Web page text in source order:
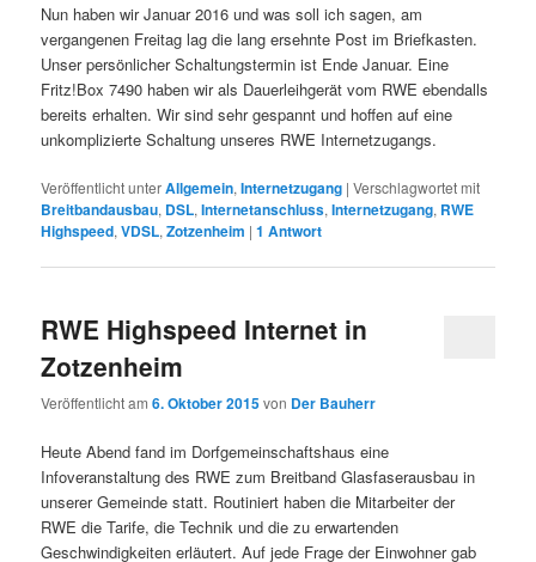
Nun haben wir Januar 2016 und was soll ich sagen, am
vergangenen Freitag lag die lang ersehnte Post im Briefkasten.
Unser persönlicher Schaltungstermin ist Ende Januar. Eine
Fritz!Box 7490 haben wir als Dauerleihgerät vom RWE ebendalls
bereits erhalten. Wir sind sehr gespannt und hoffen auf eine
unkomplizierte Schaltung unseres RWE Internetzugangs.
Veröffentlicht unterAllgemein,Internetzugang |Verschlagwortet mit
Breitbandausbau, DSL,Internetanschluss,Internetzugang, RWE
Highspeed,VDSL,Zotzenheim |1 Antwort
RWE Highspeed Internet in
Zotzenheim
Veröffentlicht am6. Oktober 2015von Der Bauherr
Heute Abend fand im Dorfgemeinschaftshaus eine
Infoveranstaltung des RWE zum Breitband Glasfaserausbau in
unserer Gemeinde statt. Routiniert haben die Mitarbeiter der
RWE die Tarife, die Technik und die zu erwartenden
Geschwindigkeiten erläutert. Auf jede Frage der Einwohner gab